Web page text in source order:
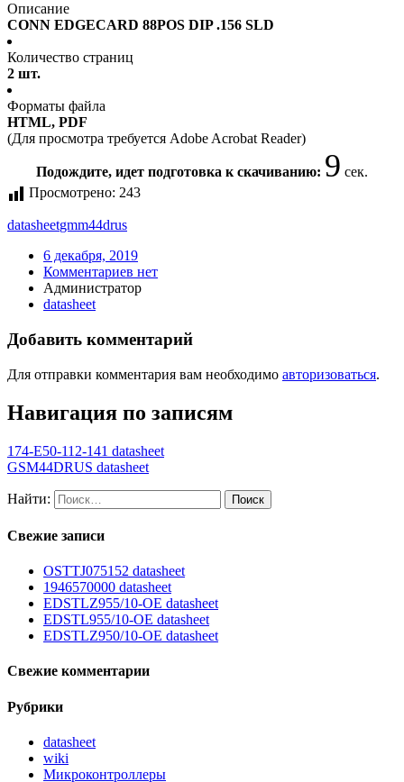
Описание
CONN EDGECARD 88POS DIP .156 SLD
Количество страниц
2 шт.
Форматы файла
HTML, PDF
(Для просмотра требуется Adobe Acrobat Reader)
Подождите, идет подготовка к скачиванию: 9 сек.
Просмотрено: 243
datasheetgmm44drus
6 декабря, 2019
Комментариев нет
Администратор
datasheet
Добавить комментарий
Для отправки комментария вам необходимо авторизоваться.
Навигация по записям
174-E50-112-141 datasheet
GSM44DRUS datasheet
Найти:
Свежие записи
OSTTJ075152 datasheet
1946570000 datasheet
EDSTLZ955/10-OE datasheet
EDSTL955/10-OE datasheet
EDSTLZ950/10-OE datasheet
Свежие комментарии
Рубрики
datasheet
wiki
Микроконтроллеры